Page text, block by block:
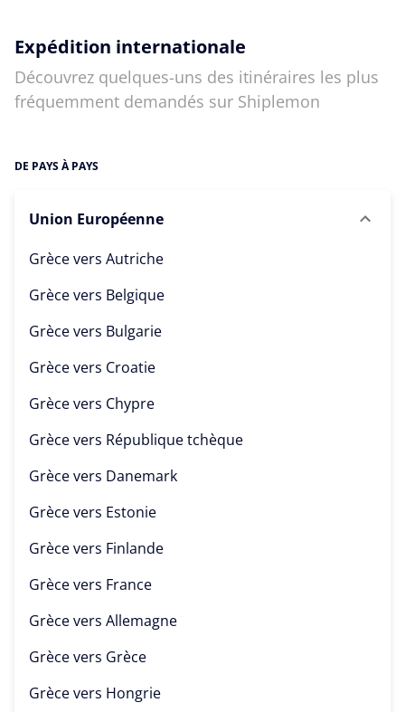
Expédition internationale
Découvrez quelques-uns des itinéraires les plus
fréquemment demandés sur Shiplemon
DE PAYS À PAYS
Union Européenne
Grèce vers Autriche
Grèce vers Belgique
Grèce vers Bulgarie
Grèce vers Croatie
Grèce vers Chypre
Grèce vers République tchèque
Grèce vers Danemark
Grèce vers Estonie
Grèce vers Finlande
Grèce vers France
Grèce vers Allemagne
Grèce vers Grèce
Grèce vers Hongrie